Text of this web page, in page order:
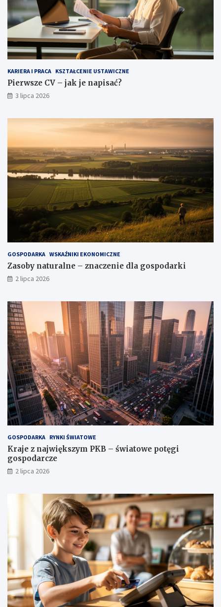
KARIERA I PRACA KSZTAŁCENIE USTAWICZNE
Pierwsze CV – jak je napisać?
3 lipca 2026
GOSPODARKA WSKAŹNIKI EKONOMICZNE
Zasoby naturalne – znaczenie dla gospodarki
2 lipca 2026
GOSPODARKA RYNKI ŚWIATOWE
Kraje z największym PKB – światowe potęgi
gospodarcze
2 lipca 2026